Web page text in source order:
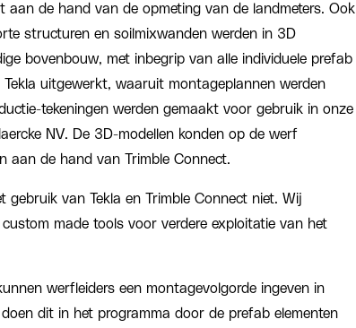
aan de hand van de opmeting van de landmeters. Ook
structuren en soilmixwanden werden in 3D
bovenbouw, met inbegrip van alle individuele prefab
Tekla uitgewerkt, waaruit montageplannen werden
tekeningen werden gemaakt voor gebruik in onze
NV. De 3D-modellen konden op de werf
aan de hand van Trimble Connect.
gebruik van Tekla en Trimble Connect niet. Wij
made tools voor verdere exploitatie van het
werfleiders een montagevolgorde ingeven in
dit in het programma door de prefab elementen